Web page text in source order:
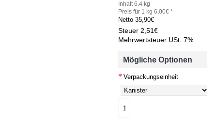
Inhalt 6.4 kg
Preis für 1 kg 6,00€ *
Netto 35,90€
Steuer 2,51€
Mehrwertsteuer USt. 7%
Mögliche Optionen
Verpackungseinheit